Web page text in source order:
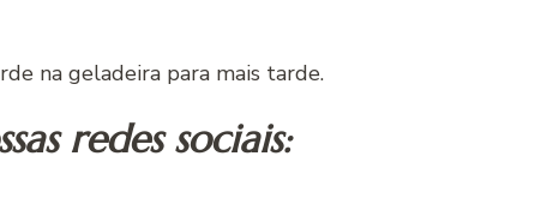
na geladeira para mais tarde.
redes sociais: